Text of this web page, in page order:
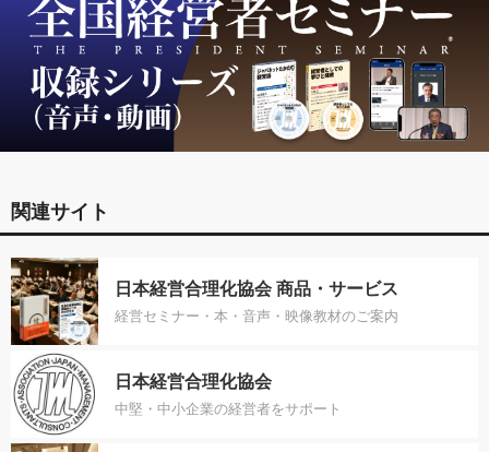
関連サイト
日本経営合理化協会 商品・サービス
経営セミナー・本・音声・映像教材のご案内
日本経営合理化協会
中堅・中小企業の経営者をサポート